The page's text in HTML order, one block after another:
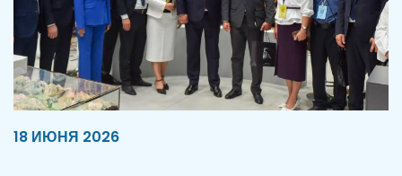
18 ИЮНЯ 2026